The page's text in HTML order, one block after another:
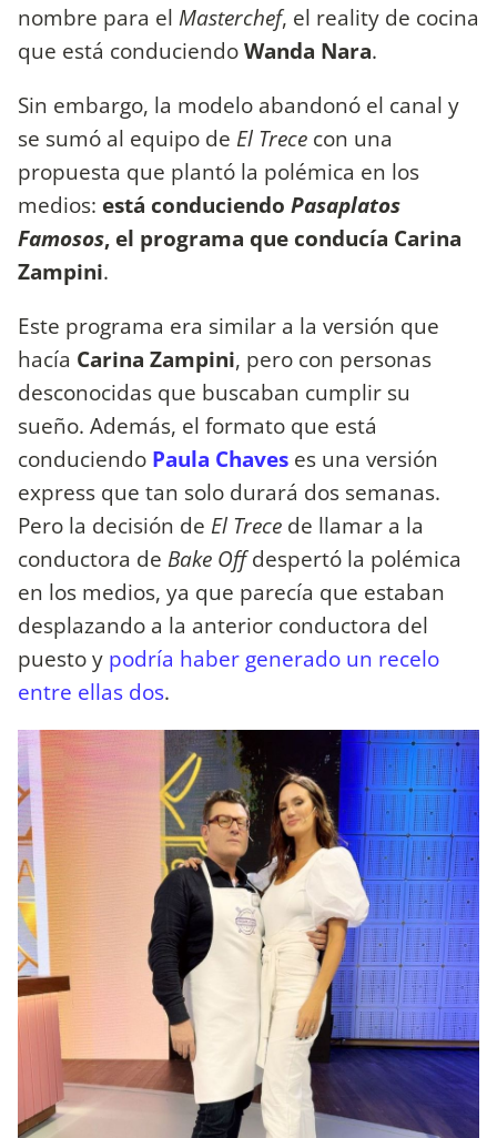
nombre para el Masterchef, el reality de cocina
que está conduciendoWanda Nara.
Sin embargo, la modelo abandonó el canal y
se sumó al equipo de El Trece con una
propuesta que plantó la polémica en los
medios: está conduciendo Pasaplatos
Famosos, el programa que conducía Carina
Zampini.
Este programa era similar a la versión que
hacía Carina Zampini, pero con personas
desconocidas que buscaban cumplir su
sueño. Además, el formato que está
conduciendo Paula Chaves es una versión
express que tan solo durará dos semanas.
Pero la decisión de El Trece de llamar a la
conductora de Bake Offdespertó la polémica
en los medios, ya que parecía que estaban
desplazando a la anterior conductora del
puesto y podría haber generado un recelo
entre ellas dos.